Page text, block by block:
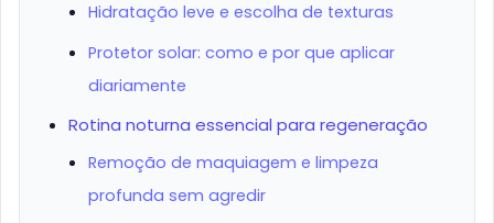
Hidratação leve e escolha de texturas
Protetor solar: como e por que aplicar
diariamente
Rotina noturna essencial para regeneração
Remoção de maquiagem e limpeza
profunda sem agredir